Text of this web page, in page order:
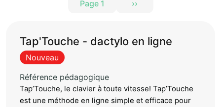
Page 1 ››
Tap'Touche - dactylo en ligne
Nouveau
Référence pédagogique
Tap’Touche, le clavier à toute vitesse! Tap’Touche
est une méthode en ligne simple et efficace pour